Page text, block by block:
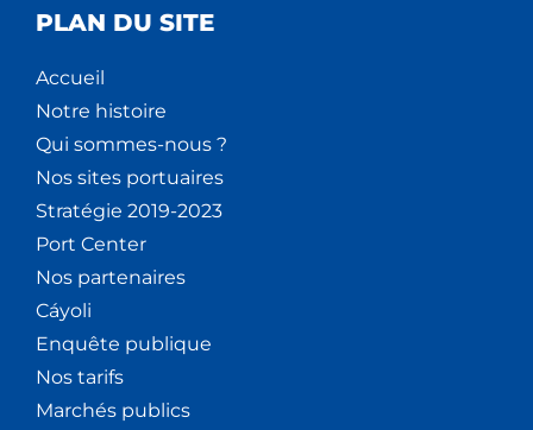
PLAN DU SITE
Accueil
Notre histoire
Qui sommes-nous ?
Nos sites portuaires
Stratégie 2019-2023
Port Center
Nos partenaires
Cáyoli
Enquête publique
Nos tarifs
Marchés publics